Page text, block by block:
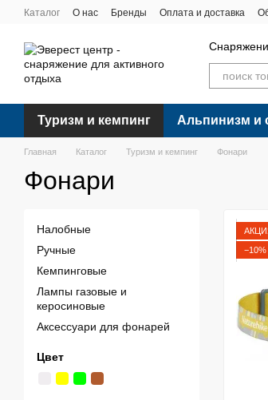
Перейти к основному контенту
Каталог О нас Бренды Оплата и доставка
Туризм и кемпинг Альпинизм и
Главная Каталог Туризм и кемпинг Фонари
Фонари
−10%
Налобные
Ручные
Кемпинговые
Лампы газовые и
керосиновые
Аксессуари для фонарей
Цвет